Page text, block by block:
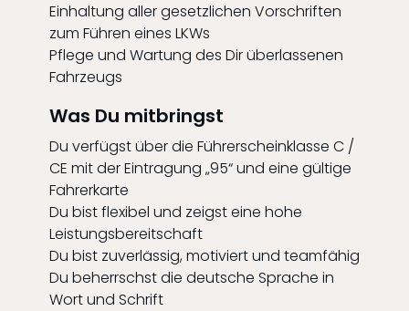
Einhaltung aller gesetzlichen Vorschriften
zum Führen eines LKWs
Pflege und Wartung des Dir überlassenen
Fahrzeugs
Was Du mitbringst
Du verfügst über die Führerscheinklasse C /
CE mit der Eintragung „95“ und eine gültige
Fahrerkarte
Du bist flexibel und zeigst eine hohe
Leistungsbereitschaft
Du bist zuverlässig, motiviert und teamfähig
Du beherrschst die deutsche Sprache in
Wort und Schrift